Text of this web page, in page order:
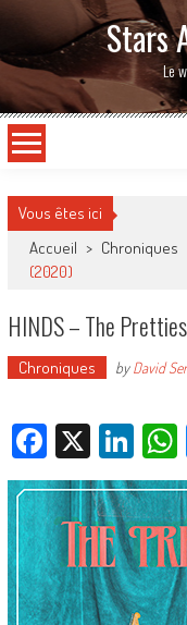
Stars
Le
Vous êtes ici
Accueil > Chroniques
(2020)
HINDS – The
Chroniques byDavid
Facebook
X